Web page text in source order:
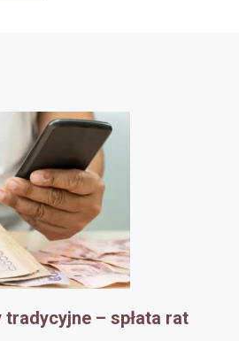
tradycyjne – spłata rat